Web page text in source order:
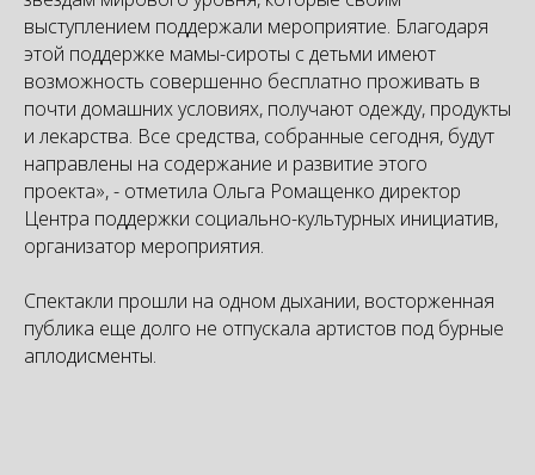
выступлением поддержали мероприятие. Благодаря
этой поддержке мамы-сироты с детьми имеют
возможность совершенно бесплатно проживать в
почти домашних условиях, получают одежду, продукты
и лекарства. Все средства, собранные сегодня, будут
направлены на содержание и развитие этого
проекта», - отметила Ольга Ромащенко директор
Центра поддержки социально-культурных инициатив,
организатор мероприятия.
Спектакли прошли на одном дыхании, восторженная
публика еще долго не отпускала артистов под бурные
аплодисменты.